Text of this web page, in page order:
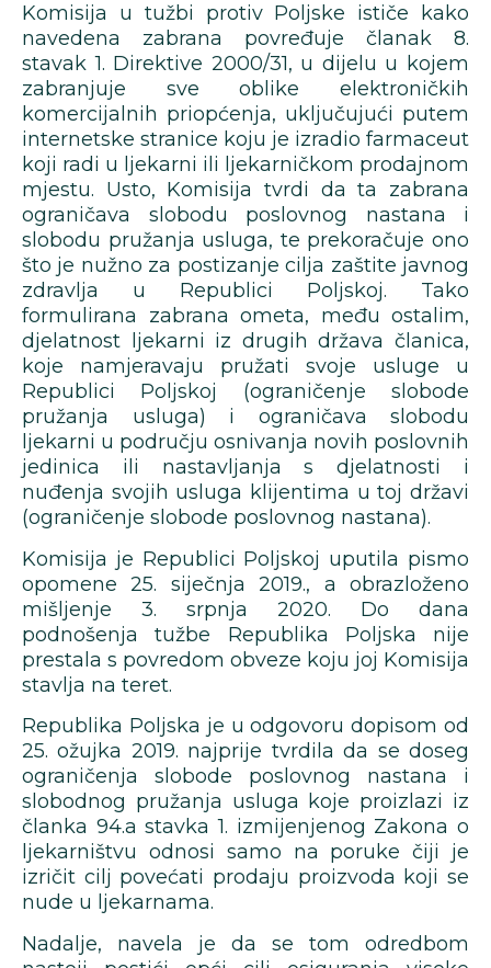
Komisija u tužbi protiv Poljske ističe kako
navedena zabrana povređuje članak 8.
stavak 1. Direktive 2000/31, u dijelu u kojem
zabranjuje sve oblike elektroničkih
komercijalnih priopćenja, uključujući putem
internetske stranice koju je izradio farmaceut
koji radi u ljekarni ili ljekarničkom prodajnom
mjestu. Usto, Komisija tvrdi da ta zabrana
ograničava slobodu poslovnog nastana i
slobodu pružanja usluga, te prekoračuje ono
što je nužno za postizanje cilja zaštite javnog
zdravlja u Republici Poljskoj. Tako
formulirana zabrana ometa, među ostalim,
djelatnost ljekarni iz drugih država članica,
koje namjeravaju pružati svoje usluge u
Republici Poljskoj (ograničenje slobode
pružanja usluga) i ograničava slobodu
ljekarni u području osnivanja novih poslovnih
jedinica ili nastavljanja s djelatnosti i
nuđenja svojih usluga klijentima u toj državi
(ograničenje slobode poslovnog nastana).
Komisija je Republici Poljskoj uputila pismo
opomene 25. siječnja 2019., a obrazloženo
mišljenje 3. srpnja 2020. Do dana
podnošenja tužbe Republika Poljska nije
prestala s povredom obveze koju joj Komisija
stavlja na teret.
Republika Poljska je u odgovoru dopisom od
25. ožujka 2019. najprije tvrdila da se doseg
ograničenja slobode poslovnog nastana i
slobodnog pružanja usluga koje proizlazi iz
članka 94.a stavka 1. izmijenjenog Zakona o
ljekarništvu odnosi samo na poruke čiji je
izričit cilj povećati prodaju proizvoda koji se
nude u ljekarnama.
Nadalje, navela je da se tom odredbom